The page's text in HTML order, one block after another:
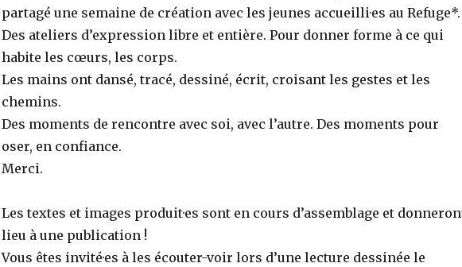
partagé une semaine de création avec les jeunes accueilli·es au Refuge*.
Des ateliers d’expression libre et entière. Pour donner forme à ce qui
habite les cœurs, les corps.
Les mains ont dansé, tracé, dessiné, écrit, croisant les gestes et les
chemins.
Des moments de rencontre avec soi, avec l’autre. Des moments pour
oser, en confiance.
Merci.
Les textes et images produit·es sont en cours d’assemblage et
lieu à une publication !
Vous êtes invité·es à les écouter-voir lors d’une lecture dessinée le